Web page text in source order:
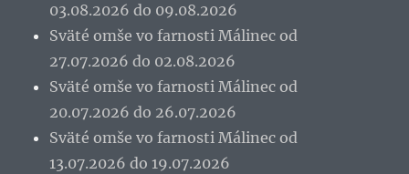
03.08.2026 do 09.08.2026
Sväté omše vo farnosti Málinec od
27.07.2026 do 02.08.2026
Sväté omše vo farnosti Málinec od
20.07.2026 do 26.07.2026
Sväté omše vo farnosti Málinec od
13.07.2026 do 19.07.2026